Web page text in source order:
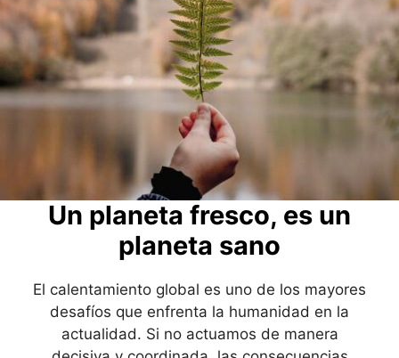
Un planeta fresco, es un
planeta sano
El calentamiento global es uno de los mayores
desafíos que enfrenta la humanidad en la
actualidad. Si no actuamos de manera